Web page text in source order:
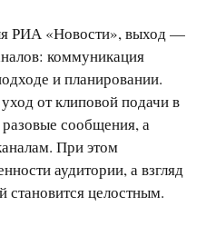
РИА «Новости», выход —
коммуникация
и планировании.
от клиповой подачи в
сообщения, а
При этом
аудитории, а взгляд
становится целостным.